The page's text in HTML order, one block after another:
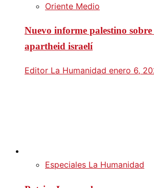
Oriente Medio
Nuevo informe palestino sobre
apartheid israelí
Editor La Humanidad enero 6,
Especiales La Humanidad